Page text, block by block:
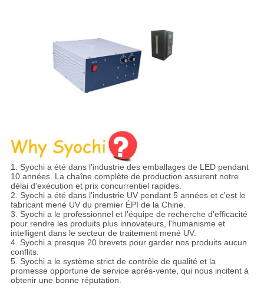
1. Syochi a été dans l'industrie des emballages de LED pendant
10 années. La chaîne complète de production assurent notre
délai d'exécution et prix concurrentiel rapides.
2. Syochi a été dans l'industrie UV pendant 5 années et c'est le
fabricant mené UV du premier ÉPI de la Chine.
3. Syochi a le professionnel et l'équipe de recherche d'efficacité
pour rendre les produits plus innovateurs, l'humanisme et
intelligent dans le secteur de traitement mené UV.
4. Syochi a presque 20 brevets pour garder nos produits aucun
conflits.
5. Syochi a le système strict de contrôle de qualité et la
promesse opportune de service après-vente, qui nous incitent à
obtenir une bonne réputation.